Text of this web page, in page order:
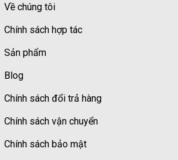
Về chúng tôi
Chính sách hợp tác
Sản phẩm
Blog
Chính sách đổi trả hàng
Chính sách vận chuyển
Chính sách bảo mật